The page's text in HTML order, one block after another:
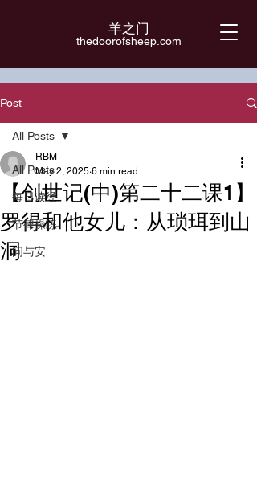
羊之门
​thedoorofsheep.com
Post
All Posts
每日读经
节律操练
问与安
All Posts
【创世记(中)第二十二课1】
罗得和他女儿：从琐珥到山
洞
RBM
May 2, 2025 6 min read